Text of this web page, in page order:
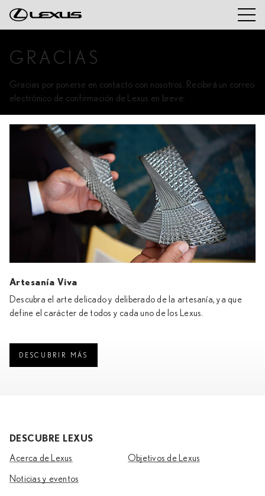
GRACIAS
Gracias por ponerse en contacto con nosotros. Recibirá un correo
electrónico de confirmación de Lexus en breve.
Artesanía Viva
Descubra el arte delicado y deliberado de la artesanía, ya que
define el carácter de todos y cada uno de los Lexus.
DESCUBRIR MÁS
DESCUBRE LEXUS
Acerca de Lexus Objetivos de Lexus
Noticias y eventos